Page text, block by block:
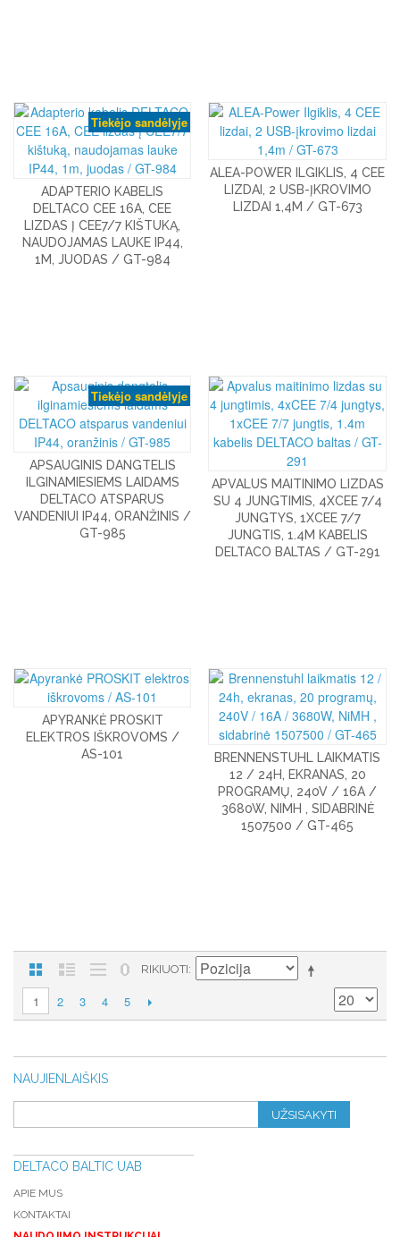
Tiekėjo sandėlyje
ADAPTERIO KABELIS
DELTACO CEE 16A, CEE
LIZDAS Į CEE7/7 KIŠTUKĄ,
NAUDOJAMAS LAUKE IP44,
1M, JUODAS / GT-984
ALEA-POWER ILGIKLIS, 4 CEE
LIZDAI, 2 USB-ĮKROVIMO
LIZDAI 1,4M / GT-673
Tiekėjo sandėlyje
APSAUGINIS DANGTELIS
ILGINAMIESIEMS LAIDAMS
DELTACO ATSPARUS
VANDENIUI IP44, ORANŽINIS /
GT-985
APVALUS MAITINIMO LIZDAS
SU 4 JUNGTIMIS, 4XCEE 7/4
JUNGTYS, 1XCEE 7/7
JUNGTIS, 1.4M KABELIS
DELTACO BALTAS / GT-291
APYRANKĖ PROSKIT
ELEKTROS IŠKROVOMS /
AS-101
BRENNENSTUHL LAIKMATIS
12 / 24H, EKRANAS, 20
PROGRAMŲ, 240V / 16A /
3680W, NIMH , SIDABRINĖ
1507500 / GT-465
RIKIUOTI
1 2 3 4 5
NAUJIENLAIŠKIS
UŽSISAKYTI
DELTACO BALTIC UAB
APIE MUS
KONTAKTAI